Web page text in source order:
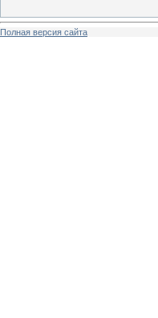
Полная версия сайта